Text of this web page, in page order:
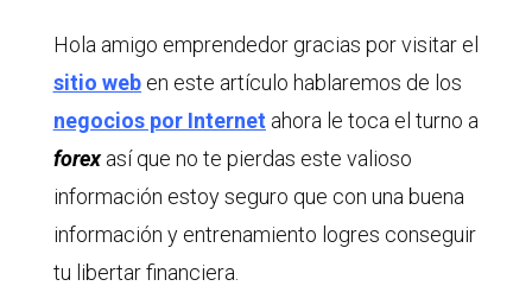
Hola amigo emprendedor gracias por visitar el
sitio weben este artículo hablaremos de los
negocios por Internet ahora le toca el turno a
forexasí que no te pierdas este valioso
información estoy seguro que con una buena
información y entrenamiento logres conseguir
tu libertar financiera.